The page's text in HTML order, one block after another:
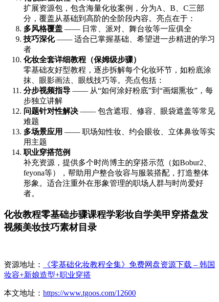
扩展资源包，包含海量化妆案例，分为A、B、C三部
分，覆盖从基础到高阶的全阶段内容。亮点在于：
多风格覆盖 —— 日常、派对、舞台妆等一应俱全
技巧深化—— 适合已掌握基础、希望进一步精进的学习
者
化妆全套详细教程（保姆级步骤）
零基础友好型教程，逐步拆解每个化妆环节，如粉底涂
抹、眼影画法、眼线技巧等。亮点包括：
分步视频指导 —— 从“如何涂好粉底”到“画烟熏妆”，每
步独立讲解
问题针对性解决 —— 包含遮瑕、修容、眼袋遮盖等常见
难题
多场景应用 —— 职场知性妆、约会眼妆、立体鼻妆等实
用主题
职业穿搭范例
补充资源，提供多个时尚博主的穿搭示范（如Bobur2、
feyona等），帮助用户整合妆容与服装搭配，打造整体
形象。适合注重外在形象管理的职场人群与时尚爱好
者。
化妆教程零基础步骤课程学彩妆自学美甲穿搭盘发
视频美妆技巧素材目录
资源地址：
《零基础化妆教程全集》免费网盘资源下载 – 韩国
妆容+新娘造型+职业穿搭
本文地址： https://www.tgoos.com/12600